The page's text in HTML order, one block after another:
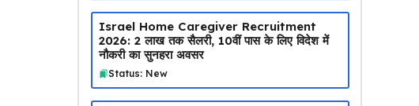
Israel Home Caregiver Recruitment
2026: ₹2 लाख तक सैलरी, 10वीं पास के लिए विदेश में
नौकरी का सुनहरा अवसर
Status: New